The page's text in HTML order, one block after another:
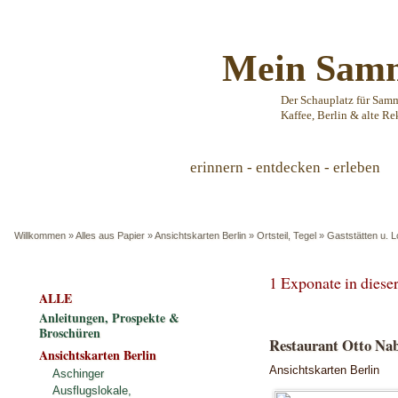
Mein
Der Schauplatz für
Kaffee, Berlin & alte
erinnern - entdecken - erleben
Willkommen »Alles aus Papier »Ansichtskarten Berlin » Ortsteil, Tegel » Gaststätten u.
1 Exponate in
Restaurant Otto
Ansichtskarten Berlin
ALLE
Anleitungen, Prospekte &
Broschüren
Ansichtskarten Berlin
Aschinger
Ausflugslokale,